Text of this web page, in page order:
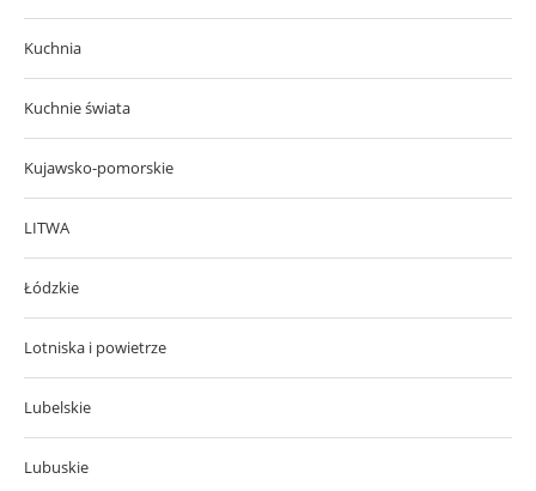
Kuchnia
Kuchnie świata
Kujawsko-pomorskie
LITWA
Łódzkie
Lotniska i powietrze
Lubelskie
Lubuskie